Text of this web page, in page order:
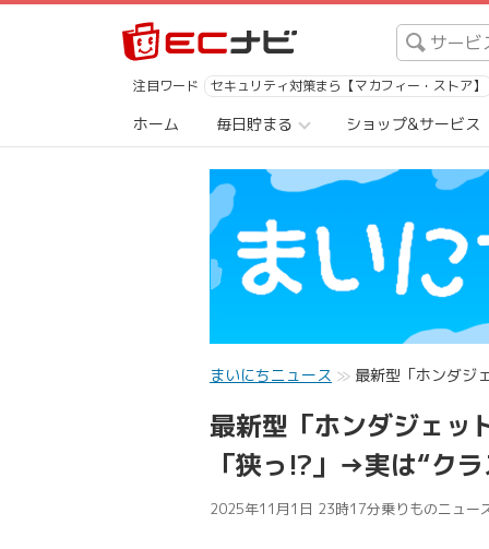
注目ワード セキュリティ対策まら【マカフィー・ストア】
ホーム 毎日貯まる ショップ&サービス
まいにちニュース 最新型「ホンダジ
最新型「ホンダジェッ
「狭っ!?」→実は“ク
2025年11月1日 23時17分乗りものニュー